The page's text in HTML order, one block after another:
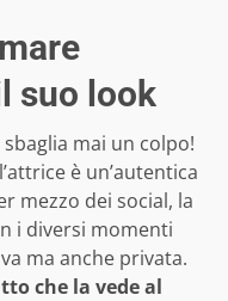
suo look
mai un colpo!
è un’autentica
mezzo dei social, la
i diversi momenti
ma anche privata.
che la vede al